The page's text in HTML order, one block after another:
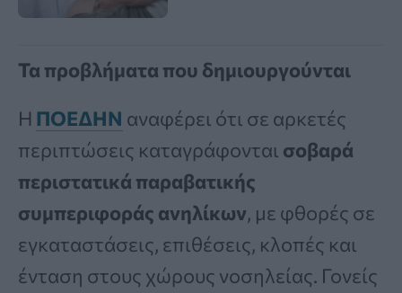
Τα προβλήματα που δημιουργούνται
Η ΠΟΕΔΗΝ αναφέρει ότι σε αρκετές
περιπτώσεις καταγράφονται σοβαρά
περιστατικά παραβατικής
συμπεριφοράς ανηλίκων, με φθορές σε
εγκαταστάσεις, επιθέσεις, κλοπές και
ένταση στους χώρους νοσηλείας. Γονείς